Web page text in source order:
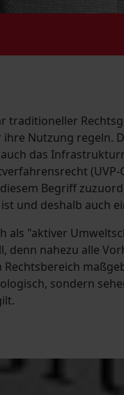
Nutzung regeln.
das
Begriff
und deshalb auch
"aktiver
denn nahezu alle
sondern